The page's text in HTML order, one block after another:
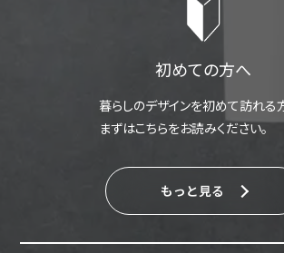
初めての方へ
暮らしのデザインを初めて訪れる
まずはこちらをお読みください。
もっと見る